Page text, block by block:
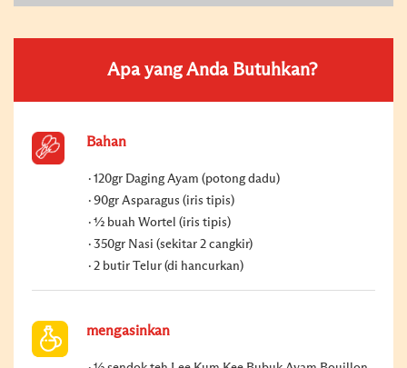
Apa yang Anda Butuhkan?
Bahan
120gr Daging Ayam (potong dadu)
90gr Asparagus (iris tipis)
½ buah Wortel (iris tipis)
350gr Nasi (sekitar 2 cangkir)
2 butir Telur (di hancurkan)
mengasinkan